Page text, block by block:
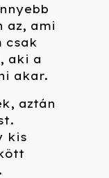
az, ami
csak
aki a
akar.
aztán
kis